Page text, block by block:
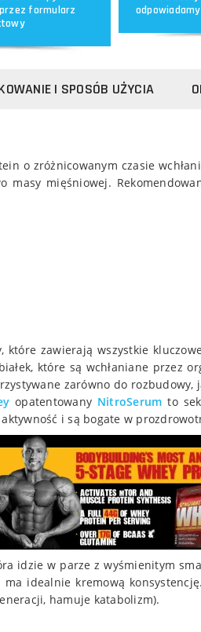
formularz
I SPOSÓB UŻYCIA
o zróżnicowanym czasie
mięśniowej.
zawierają wszystkie
które są wchłaniane przez
zarówno do
opatentowany NitroSerumto
i są bogate w
idzie w parze z wyśmienitym
idealnie kremową
hamuje katabolizm).